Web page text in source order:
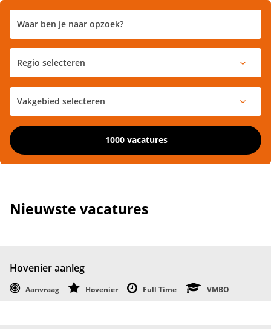
1000 vacatures
Nieuwste vacatures
Hovenier aanleg
Aanvraag Hovenier Full Time VMBO